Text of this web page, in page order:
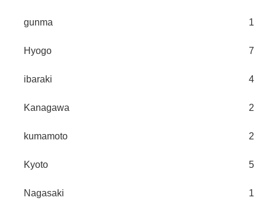
gunma 1
Hyogo 7
ibaraki 4
Kanagawa 2
kumamoto 2
Kyoto 5
Nagasaki 1